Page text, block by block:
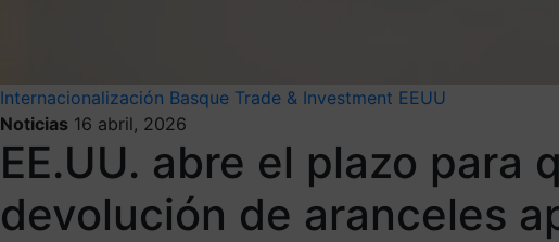
Internacionalización Basque Trade & Investment EEUU
Noticias 16 abril, 2026
EE.UU. abre el plazo
devolución de aranceles